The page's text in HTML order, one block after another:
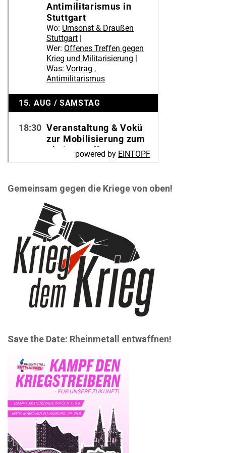
Gemeinsam gegen die Kriege von oben!
Save the Date: Rheinmetall entwaffnen!